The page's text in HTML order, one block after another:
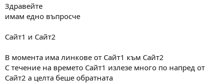
а
Здравейте
имам едно въпросче
Сайт1 и Сайт2
В момента има линкове от Сайт1 към Сайт2
С течение на времето Сайт1 излезе много по напред от
Сайт2 а целта беше обратната